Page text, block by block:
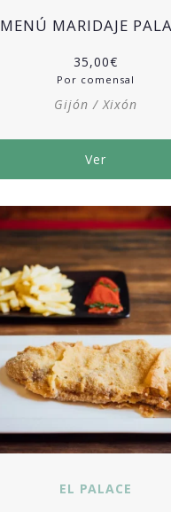
MENÚ MARIDAJE
35,00€
Por comensal
Gijón / Xixón
Ver
EL PALACE